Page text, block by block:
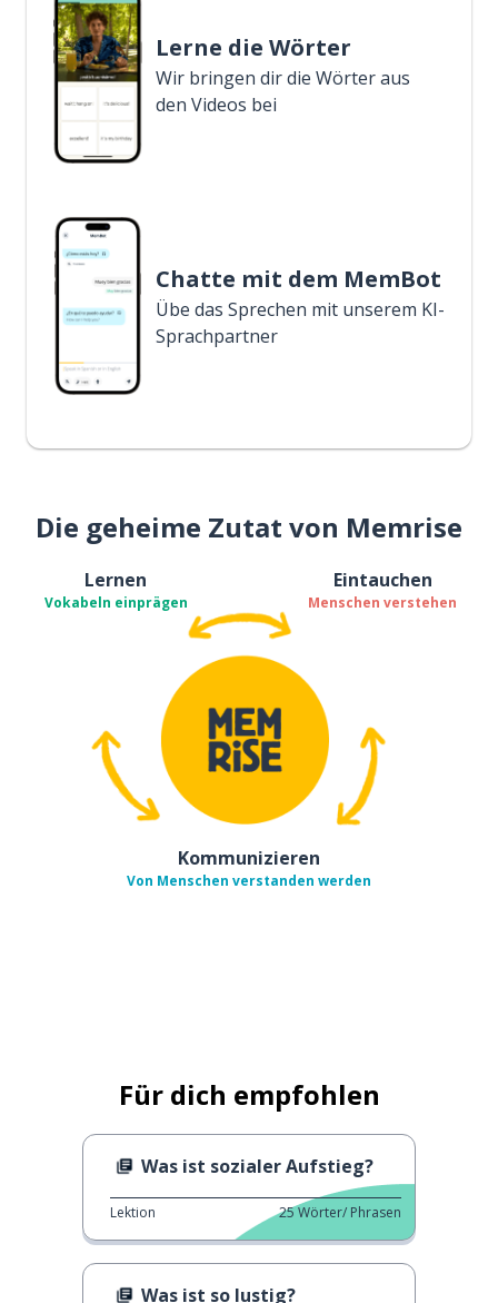
Lerne die Wörter
Wir bringen dir die Wörter aus
den Videos bei
Chatte mit dem MemBot
Übe das Sprechen mit unserem KI-
Sprachpartner
Die geheime Zutat von Memrise
Lernen
Vokabeln einprägen
Eintauchen
Menschen verstehen
Kommunizieren
Von Menschen verstanden werden
Für dich empfohlen
Was ist sozialer Aufstieg?
Lektion 25Wörter/ Phrasen
Was ist so lustig?